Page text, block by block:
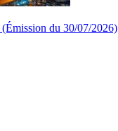
du 30/07/2026)